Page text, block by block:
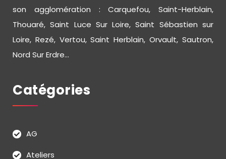
son agglomération : Carquefou, Saint-Herblain,
Thouaré, Saint Luce Sur Loire, Saint Sébastien sur
Loire, Rezé, Vertou, Saint Herblain, Orvault, Sautron,
Nord Sur Erdre...
Catégories
AG
Ateliers